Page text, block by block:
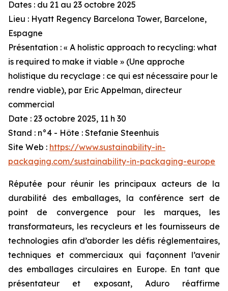
Dates : du 21 au 23 octobre 2025
Lieu : Hyatt Regency Barcelona Tower, Barcelone,
Espagne
Présentation : « A holistic approach to recycling: what
is required to make it viable » (Une approche
holistique du recyclage : ce qui est nécessaire pour le
rendre viable), par Eric Appelman, directeur
commercial
Date : 23 octobre 2025, 11 h 30
Stand : n°4 - Hôte : Stefanie Steenhuis
Site Web : https://www.sustainability-in-
packaging.com/sustainability-in-packaging-europe
Réputée pour réunir les principaux acteurs de la
durabilité des emballages, la conférence sert de
point de convergence pour les marques, les
transformateurs, les recycleurs et les fournisseurs de
technologies afin d’aborder les défis réglementaires,
techniques et commerciaux qui façonnent l’avenir
des emballages circulaires en Europe. En tant que
présentateur et exposant, Aduro réaffirme